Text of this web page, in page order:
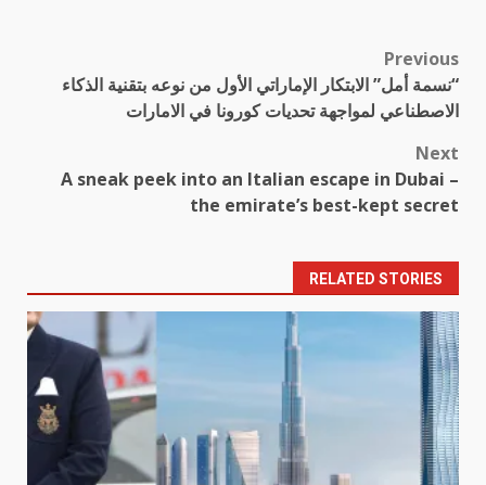
Post
navigation
Previous
“نسمة أمل” الابتكار الإماراتي الأول من نوعه بتقنية الذكاء
الاصطناعي لمواجهة تحديات كورونا في الامارات
Next
A sneak peek into an Italian escape in Dubai –
the emirate’s best-kept secret
RELATED STORIES